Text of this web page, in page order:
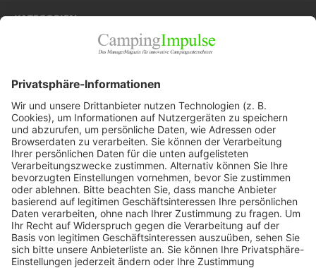
KATEGORIEN
Firmenporträts
Panorama
Produkte
Ratgeber
Weitblick
WEITERES AUS DEM VERLAG